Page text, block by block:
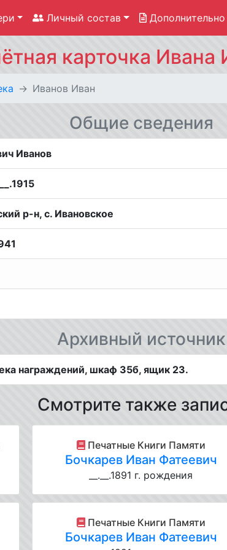
Личный состав Дополнительно
карточка Ивана
Иванов Иван
Общие сведения
Иванов
р-н, с. Ивановское
Архивный источник
награждений, шкаф 35б, ящик 23.
Смотрите также
Печатные Книги Памяти
Бочкарев Иван Фатеевич
__.__.1891 г. рождения
Печатные Книги Памяти
Бочкарев Иван Фатеевич